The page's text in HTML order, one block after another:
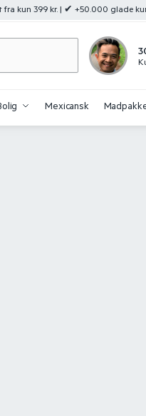
kun 399 kr. | ✔ +50.000 glade
Mexicansk